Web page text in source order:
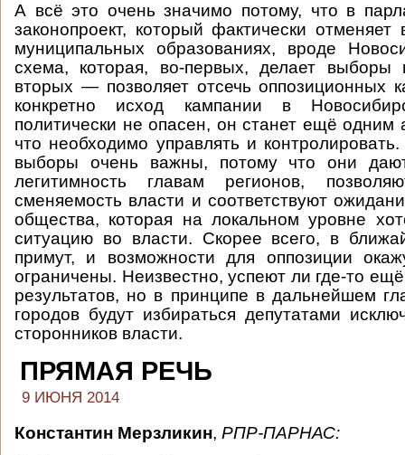
А всё это очень значимо потому, что в
законопроект, который фактически
муниципальных образованиях, вроде
схема, которая, во-первых, делает
вторых — позволяет отсечь оппозиционных
конкретно исход кампании в
политически не опасен, он станет ещё одним
что необходимо управлять и
выборы очень важны, потому что они
легитимность главам регионов,
сменяемость власти и соответствуют
общества, которая на локальном уровне
ситуацию во власти. Скорее всего, в
примут, и возможности для оппозиции
ограничены. Неизвестно, успеют ли где-то
результатов, но в принципе в дальнейшем
городов будут избираться депутатами
сторонников власти.
ПРЯМАЯ РЕЧЬ
9 ИЮНЯ 2014
Константин Мерзликин, РПР-ПАРНАС: